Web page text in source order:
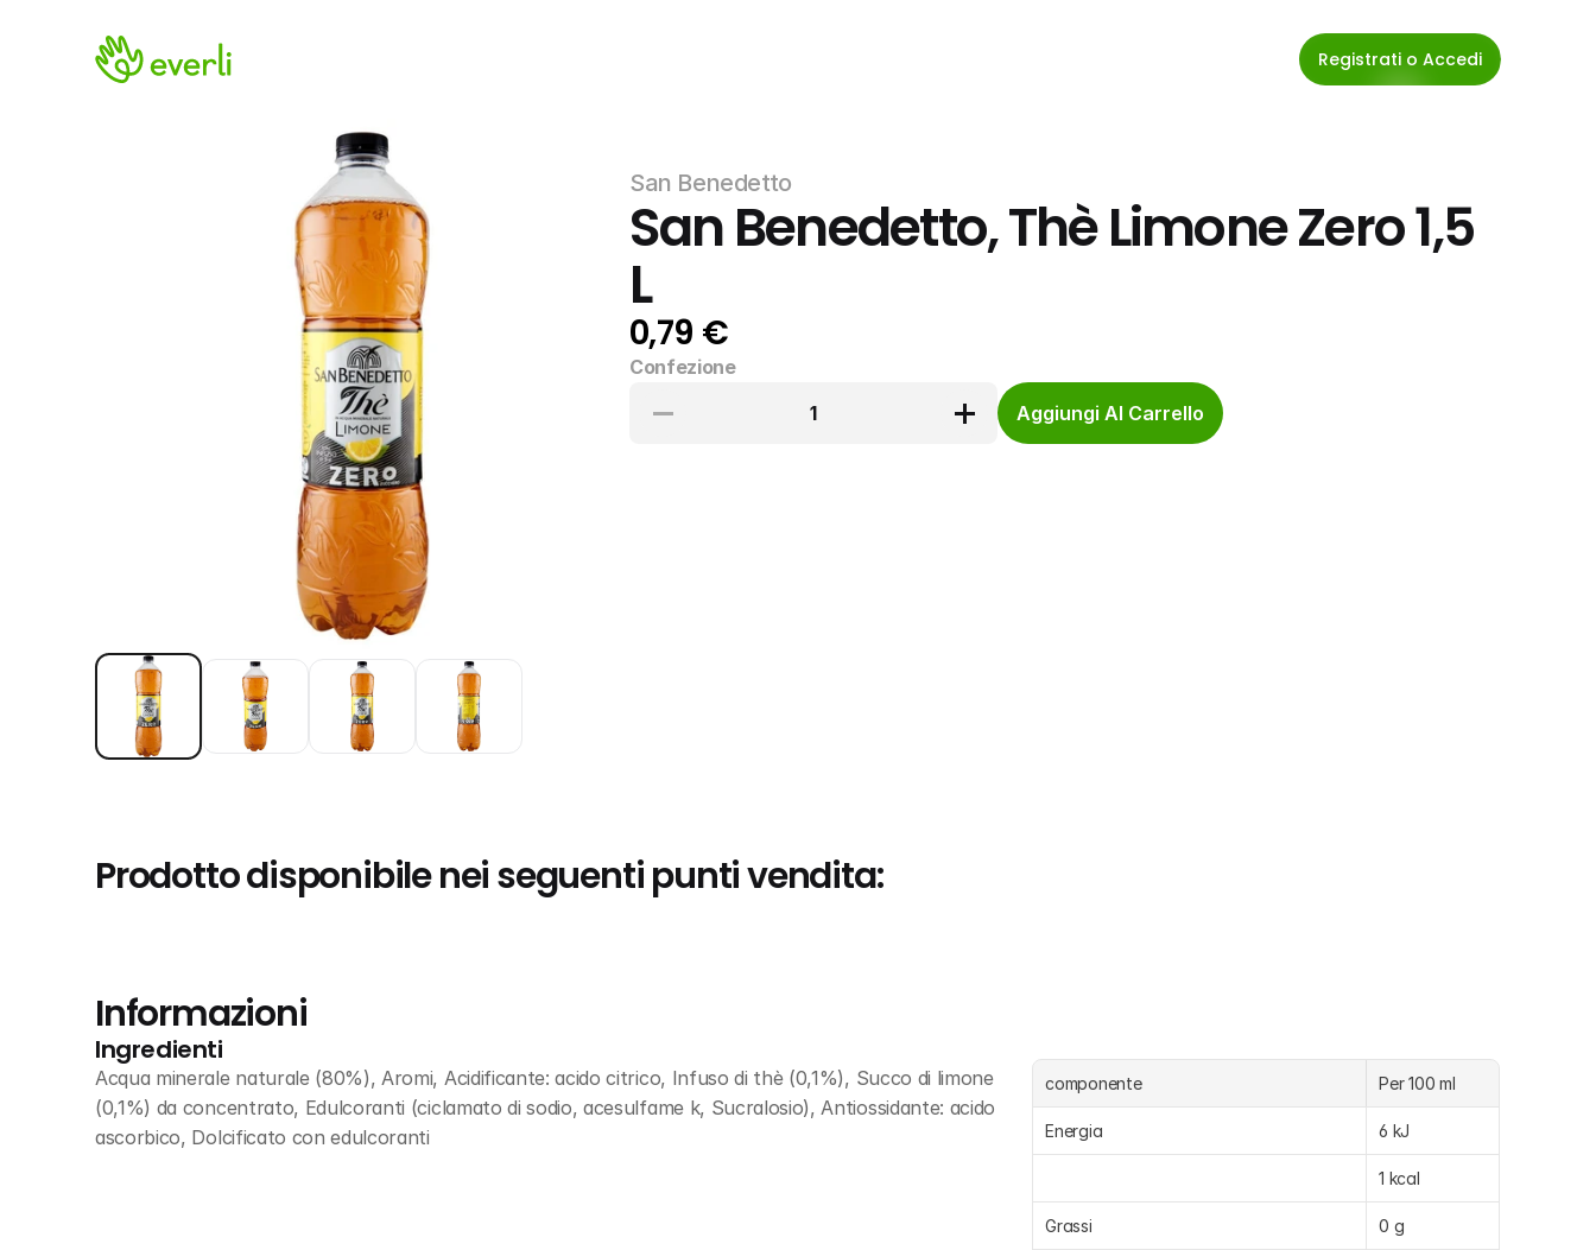
Registrati o Accedi
San Benedetto
San Benedetto, Thè Limone Zero 1,5
L
0,79 €
Confezione
1
Aggiungi Al Carrello
Prodotto disponibile nei seguenti punti vendita:
Informazioni
Ingredienti
Acqua minerale naturale (80%), Aromi, Acidificante: acido citrico, Infuso di thè (0,1%), Succo di limone
(0,1%) da concentrato, Edulcoranti (ciclamato di sodio, acesulfame k, Sucralosio), Antiossidante: acido
ascorbico, Dolcificato con edulcoranti
componente Per 100 ml
Energia 6 kJ
1 kcal
Grassi 0 g